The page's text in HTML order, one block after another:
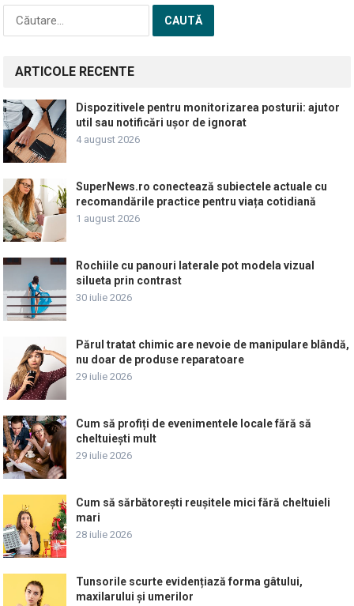
Caută
după:
ARTICOLE RECENTE
Dispozitivele pentru monitorizarea posturii: ajutor
util sau notificări ușor de ignorat
4 august 2026
SuperNews.ro conectează subiectele actuale cu
recomandările practice pentru viața cotidiană
1 august 2026
Rochiile cu panouri laterale pot modela vizual
silueta prin contrast
30 iulie 2026
Părul tratat chimic are nevoie de manipulare blândă,
nu doar de produse reparatoare
29 iulie 2026
Cum să profiți de evenimentele locale fără să
cheltuiești mult
29 iulie 2026
Cum să sărbătorești reușitele mici fără cheltuieli
mari
28 iulie 2026
Tunsorile scurte evidențiază forma gâtului,
maxilarului și umerilor